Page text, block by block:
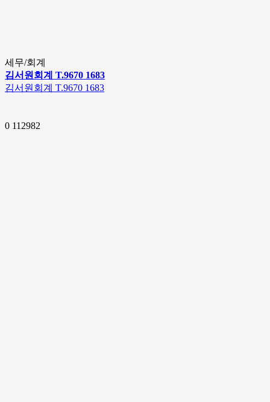
세무/회계
김서원회계 T.9670 1683
김서원회계 T.9670 1683
0 112982